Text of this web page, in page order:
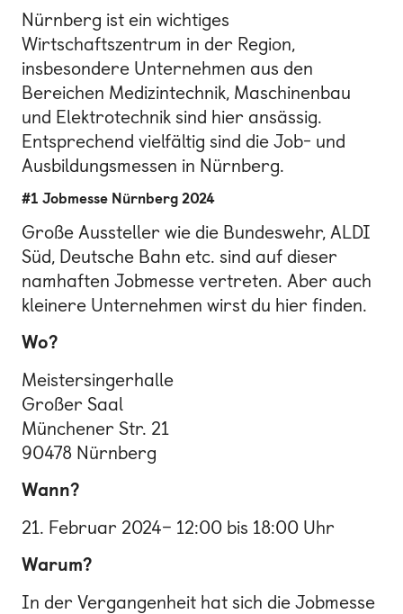
Nürnberg ist ein wichtiges
Wirtschaftszentrum in der Region,
insbesondere Unternehmen aus den
Bereichen Medizintechnik, Maschinenbau
und Elektrotechnik sind hier ansässig.
Entsprechend vielfältig sind die Job- und
Ausbildungsmessen in Nürnberg.
#1 Jobmesse Nürnberg 2024
Große Aussteller wie die Bundeswehr, ALDI
Süd, Deutsche Bahn etc. sind auf dieser
namhaften Jobmesse vertreten. Aber auch
kleinere Unternehmen wirst du hier finden.
Wo?
Meistersingerhalle
Großer Saal
Münchener Str. 21
90478 Nürnberg
Wann?
21. Februar 2024– 12:00 bis 18:00 Uhr
Warum?
In der Vergangenheit hat sich die Jobmesse